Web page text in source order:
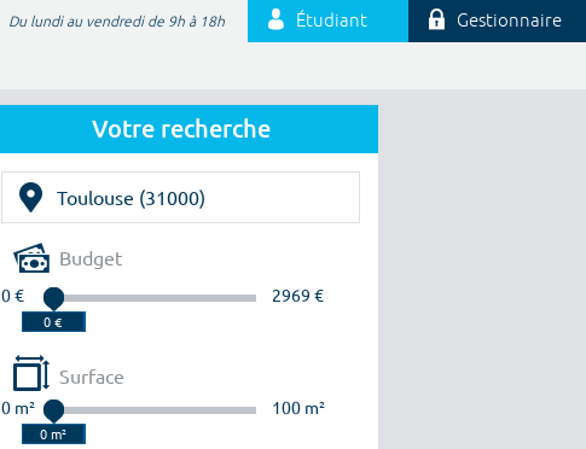
Du lundi au vendredi de 9h à 18h Étudiant Gestionnaire
Votre recherche
Budget
0 € 2969 €
Surface
0 m² 100 m²